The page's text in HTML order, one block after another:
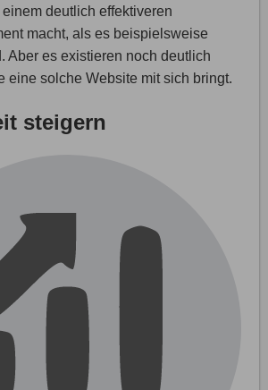
einem deutlich effektiveren
macht, als es beispielsweise
Aber es existieren noch deutlich
eine solche Website mit sich bringt.
steigern